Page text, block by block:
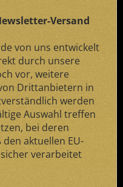
Versand
von uns entwickelt
durch unsere
vor, weitere
Drittanbietern in
werden
Auswahl treffen
bei deren
aktuellen EU-
verarbeitet